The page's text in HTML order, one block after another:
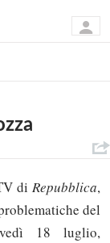
di Repubblica,
del
18 luglio,